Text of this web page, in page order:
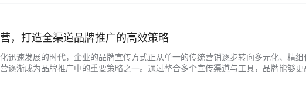
，打造全渠道品牌推广的高效策略
迅速发展的时代，企业的品牌宣传方式正从单一的传统营销逐步转向多元化、精
逐渐成为品牌推广中的重要策略之一。通过整合多个宣传渠道与工具，品牌能够